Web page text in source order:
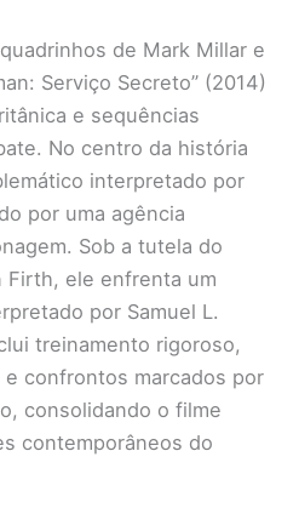
de Mark Millar e
Serviço Secreto” (2014)
e sequências
No centro da história
interpretado por
por uma agência
Sob a tutela do
Firth, ele enfrenta um
por Samuel L.
treinamento rigoroso,
confrontos marcados por
consolidando o filme
contemporâneos do